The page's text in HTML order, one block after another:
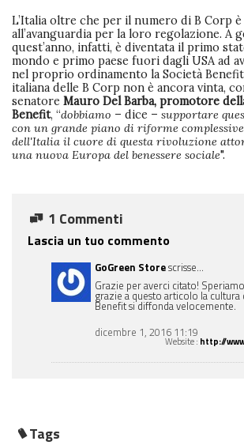
L’Italia oltre che per il numero di B Corp è
all’avanguardia per la loro regolazione. A
quest’anno, infatti, è diventata il primo
mondo e primo paese fuori dagli USA ad
nel proprio ordinamento la Società
italiana delle B Corp non è ancora vinta,
senatore Mauro Del Barba, promotore
Benefit, “dobbiamo – dice – supportare
con un grande piano di riforme
dell'Italia il cuore di questa rivoluzione
una nuova Europa del benessere sociale".
1 Commenti
Lascia un tuo commento
GoGreen Storescrisse...
Grazie per averci citato!
grazie a questo articolo la cultura
Benefit si diffonda velocemente.
dicembre 1, 2016 11:19
Website: http://
Tags